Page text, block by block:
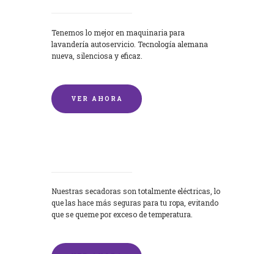
Tenemos lo mejor en maquinaria para
lavandería autoservicio. Tecnología alemana
nueva, silenciosa y eficaz.
VER AHORA
Nuestras secadoras son totalmente eléctricas, lo
que las hace más seguras para tu ropa, evitando
que se queme por exceso de temperatura.